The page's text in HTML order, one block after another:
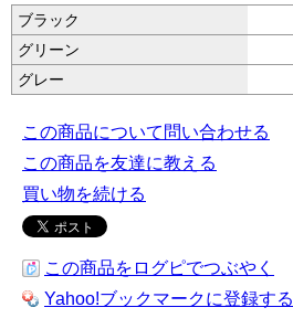
ブラック
グリーン
グレー
この商品について問い合わせる
この商品を友達に教える
買い物を続ける
この商品をログピでつぶやく
Yahoo!ブックマークに登録する